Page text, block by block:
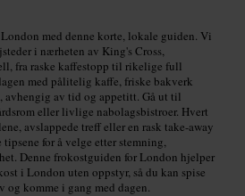
med denne korte, lokale guiden. Vi
i nærheten av King's Cross,
fra raske kaffestopp til rikelige full
med pålitelig kaffe, friske bakverk
avhengig av tid og appetitt. Gå ut til
eller livlige nabolagsbistroer. Hvert
avslappede treff eller en rask take-away
for å velge etter stemning,
Denne frokostguiden for London hjelper
i London uten oppstyr, så du kan spise
og komme i gang med dagen.